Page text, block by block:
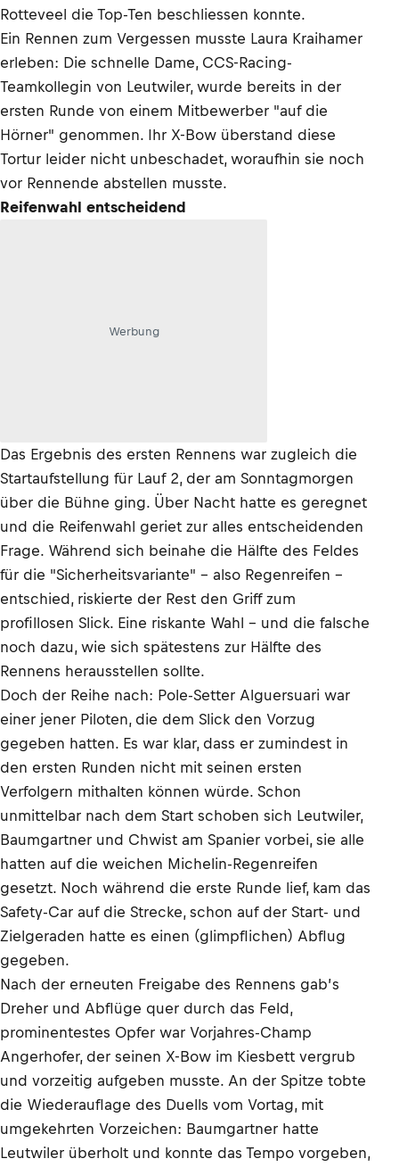
Rotteveel die Top-Ten beschliessen konnte.
Ein Rennen zum Vergessen musste Laura Kraihamer
erleben: Die schnelle Dame, CCS-Racing-
Teamkollegin von Leutwiler, wurde bereits in der
ersten Runde von einem Mitbewerber "auf die
Hörner" genommen. Ihr X-Bow überstand diese
Tortur leider nicht unbeschadet, woraufhin sie noch
vor Rennende abstellen musste.
Reifenwahl entscheidend
Werbung
Das Ergebnis des ersten Rennens war zugleich die
Startaufstellung für Lauf 2, der am Sonntagmorgen
über die Bühne ging. Über Nacht hatte es geregnet
und die Reifenwahl geriet zur alles entscheidenden
Frage. Während sich beinahe die Hälfte des Feldes
für die "Sicherheitsvariante" – also Regenreifen –
entschied, riskierte der Rest den Griff zum
profillosen Slick. Eine riskante Wahl – und die falsche
noch dazu, wie sich spätestens zur Hälfte des
Rennens herausstellen sollte.
Doch der Reihe nach: Pole-Setter Alguersuari war
einer jener Piloten, die dem Slick den Vorzug
gegeben hatten. Es war klar, dass er zumindest in
den ersten Runden nicht mit seinen ersten
Verfolgern mithalten können würde. Schon
unmittelbar nach dem Start schoben sich Leutwiler,
Baumgartner und Chwist am Spanier vorbei, sie alle
hatten auf die weichen Michelin-Regenreifen
gesetzt. Noch während die erste Runde lief, kam das
Safety-Car auf die Strecke, schon auf der Start- und
Zielgeraden hatte es einen (glimpflichen) Abflug
gegeben.
Nach der erneuten Freigabe des Rennens gab’s
Dreher und Abflüge quer durch das Feld,
prominentestes Opfer war Vorjahres-Champ
Angerhofer, der seinen X-Bow im Kiesbett vergrub
und vorzeitig aufgeben musste. An der Spitze tobte
die Wiederauflage des Duells vom Vortag, mit
umgekehrten Vorzeichen: Baumgartner hatte
Leutwiler überholt und konnte das Tempo vorgeben,